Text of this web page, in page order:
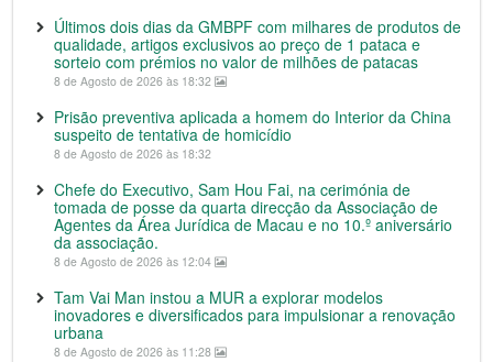
Últimos dois dias da GMBPF com milhares de produtos de
qualidade, artigos exclusivos ao preço de 1 pataca e
sorteio com prémios no valor de milhões de patacas
8 de Agosto de 2026 às 18:32
Prisão preventiva aplicada a homem do Interior da China
suspeito de tentativa de homicídio
8 de Agosto de 2026 às 18:32
Chefe do Executivo, Sam Hou Fai, na cerimónia de
tomada de posse da quarta direcção da Associação de
Agentes da Área Jurídica de Macau e no 10.º aniversário
da associação.
8 de Agosto de 2026 às 12:04
Tam Vai Man instou a MUR a explorar modelos
inovadores e diversificados para impulsionar a renovação
urbana
8 de Agosto de 2026 às 11:28